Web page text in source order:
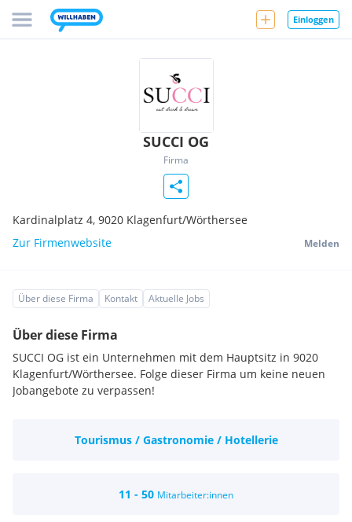
Einloggen
SUCCI OG
Firma
Kardinalplatz 4, 9020 Klagenfurt/Wörthersee
Zur Firmenwebsite
Melden
Über diese Firma Kontakt Aktuelle Jobs
Über diese Firma
SUCCI OG ist ein Unternehmen mit dem Hauptsitz in 9020
Klagenfurt/Wörthersee. Folge dieser Firma um keine neuen
Jobangebote zu verpassen!
Tourismus / Gastronomie / Hotellerie
11 - 50 Mitarbeiter:innen